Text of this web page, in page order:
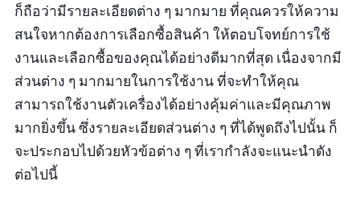
ก็ถือว่ามีรายละเอียดต่าง ๆ มากมาย ที่คุณควรให้ความ
สนใจหากต้องการเลือกซื้อสินค้า ให้ตอบโจทย์การใช้
งานและเลือกซื้อของคุณได้อย่างดีมากที่สุด เนื่องจากมี
ส่วนต่าง ๆ มากมายในการใช้งาน ที่จะทำให้คุณ
สามารถใช้งานตัวเครื่องได้อย่างคุ้มค่าและมีคุณภาพ
มากยิ่งขึ้น ซึ่งรายละเอียดส่วนต่าง ๆ ที่ได้พูดถึงไปนั้น ก็
จะประกอบไปด้วยหัวข้อต่าง ๆ ที่เรากำลังจะแนะนำดัง
ต่อไปนี้